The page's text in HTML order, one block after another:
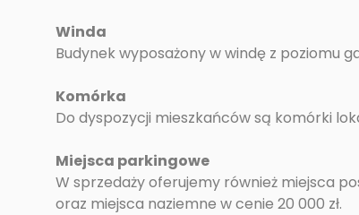
Winda
Budynek wyposażony w windę z poziomu
Komórka
Do dyspozycji mieszkańców są komórki
Miejsca parkingowe
W sprzedaży oferujemy również miejsca
oraz miejsca naziemne w cenie 20 000 zł.